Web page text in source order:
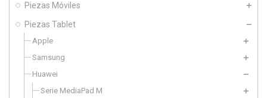
Piezas Móviles
Piezas Tablet
Apple
Samsung
Huawei
Serie MediaPad M